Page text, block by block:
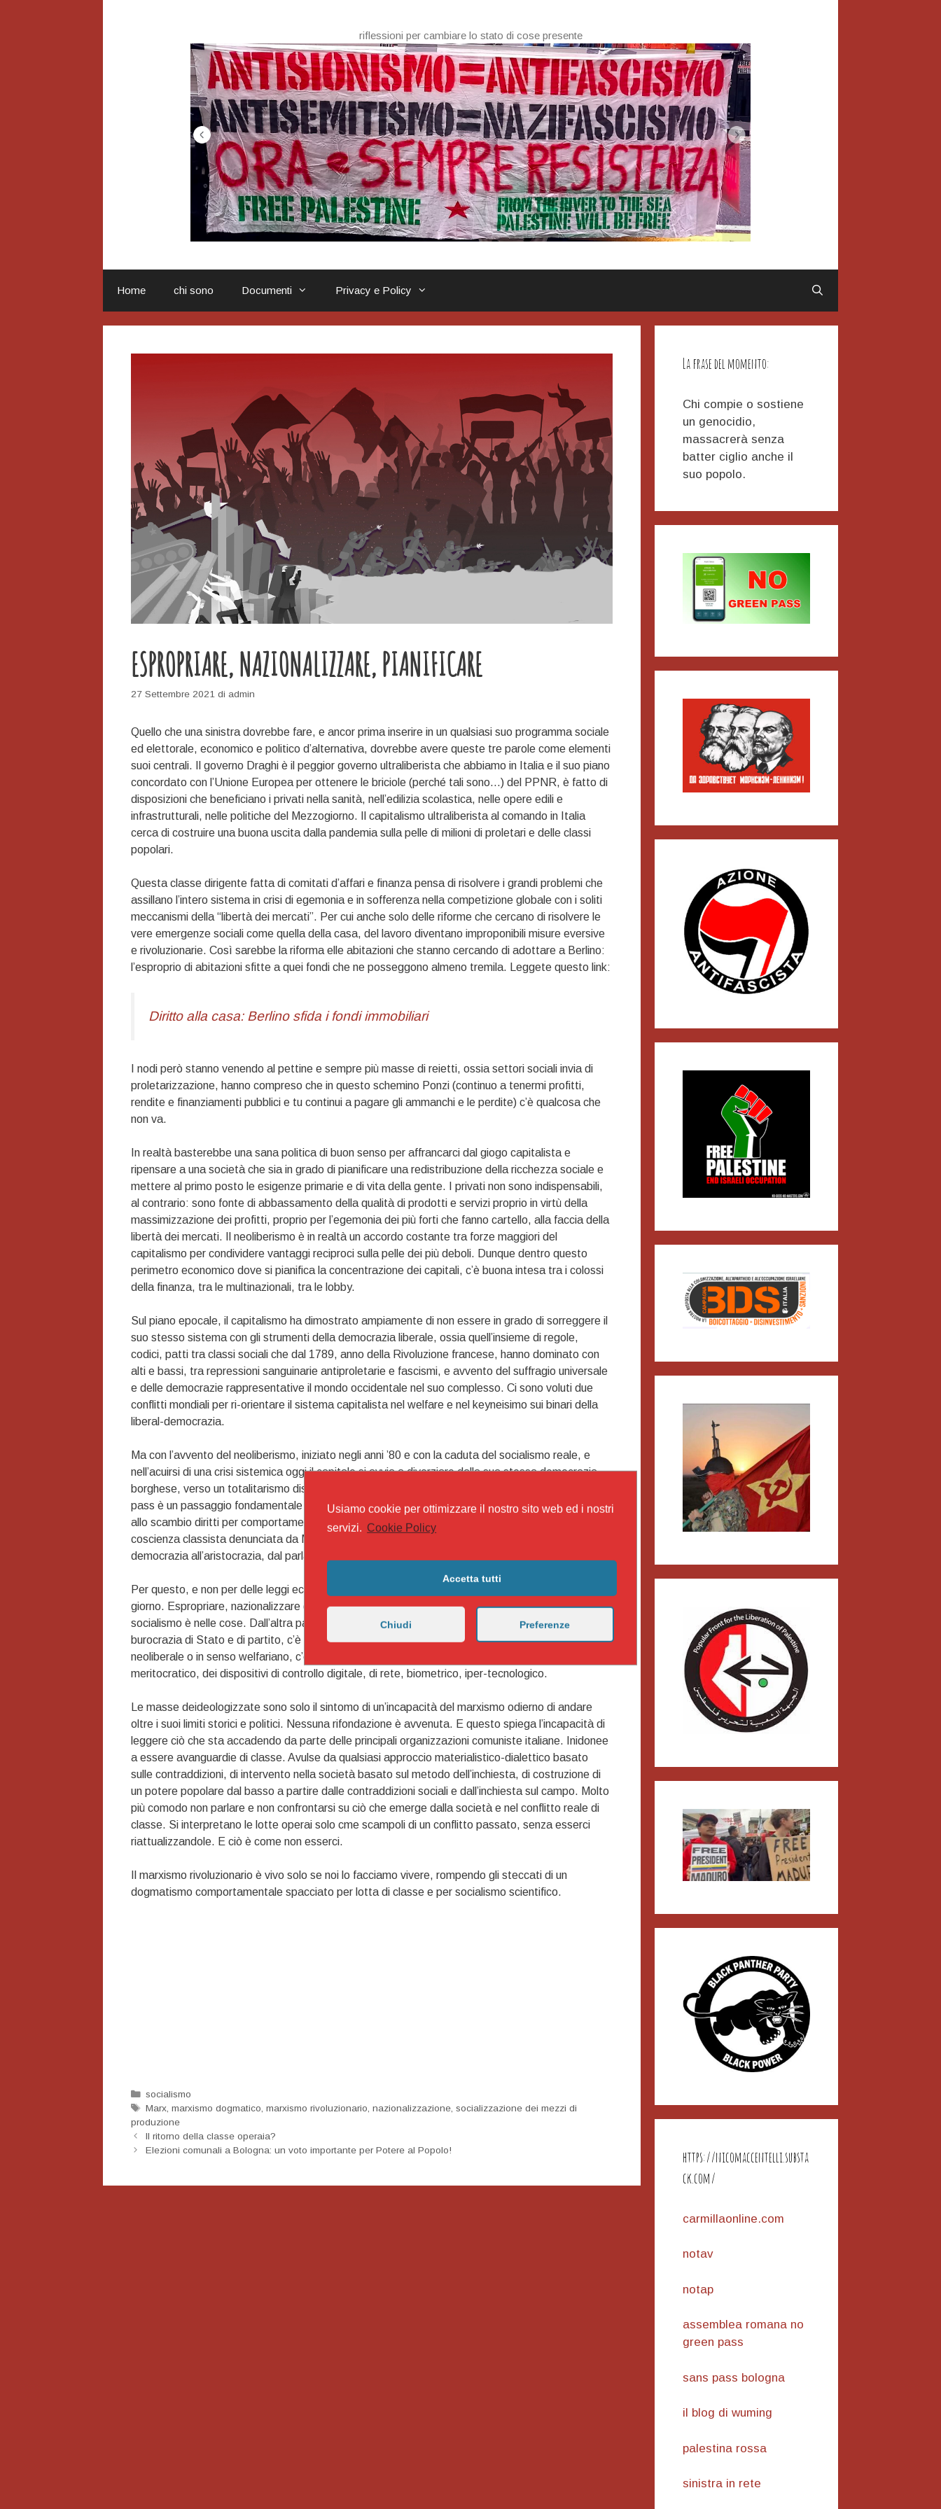
riflessioni per cambiare lo stato di cose presente
Home chi sono Documenti Privacy e Policy
ESPROPRIARE, NAZIONALIZZARE, PIANIFICARE
27 Settembre 2021 di admin
Quello che una sinistra dovrebbe fare, e ancor prima inserire in un qualsiasi suo programma sociale
ed elettorale, economico e politico d’alternativa, dovrebbe avere queste tre parole come elementi
suoi centrali. Il governo Draghi è il peggior governo ultraliberista che abbiamo in Italia e il suo piano
concordato con l’Unione Europea per ottenere le briciole (perché tali sono…) del PPNR, è fatto di
disposizioni che beneficiano i privati nella sanità, nell’edilizia scolastica, nelle opere edili e
infrastrutturali, nelle politiche del Mezzogiorno. Il capitalismo ultraliberista al comando in Italia
cerca di costruire una buona uscita dalla pandemia sulla pelle di milioni di proletari e delle classi
popolari.
Questa classe dirigente fatta di comitati d’affari e finanza pensa di risolvere i grandi problemi che
assillano l’intero sistema in crisi di egemonia e in sofferenza nella competizione globale con i soliti
meccanismi della “libertà dei mercati”. Per cui anche solo delle riforme che cercano di risolvere le
vere emergenze sociali come quella della casa, del lavoro diventano improponibili misure eversive
e rivoluzionarie. Così sarebbe la riforma elle abitazioni che stanno cercando di adottare a Berlino:
l’esproprio di abitazioni sfitte a quei fondi che ne posseggono almeno tremila. Leggete questo link:
Diritto alla casa: Berlino sfida i fondi immobiliari
I nodi però stanno venendo al pettine e sempre più masse di reietti, ossia settori sociali invia di
proletarizzazione, hanno compreso che in questo schemino Ponzi (continuo a tenermi profitti,
rendite e finanziamenti pubblici e tu continui a pagare gli ammanchi e le perdite) c’è qualcosa che
non va.
In realtà basterebbe una sana politica di buon senso per affrancarci dal giogo capitalista e
ripensare a una società che sia in grado di pianificare una redistribuzione della ricchezza sociale e
mettere al primo posto le esigenze primarie e di vita della gente. I privati non sono indispensabili,
al contrario: sono fonte di abbassamento della qualità di prodotti e servizi proprio in virtù della
massimizzazione dei profitti, proprio per l’egemonia dei più forti che fanno cartello, alla faccia della
libertà dei mercati. Il neoliberismo è in realtà un accordo costante tra forze maggiori del
capitalismo per condividere vantaggi reciproci sulla pelle dei più deboli. Dunque dentro questo
perimetro economico dove si pianifica la concentrazione dei capitali, c’è buona intesa tra i colossi
della finanza, tra le multinazionali, tra le lobby.
Sul piano epocale, il capitalismo ha dimostrato ampiamente di non essere in grado di sorreggere il
suo stesso sistema con gli strumenti della democrazia liberale, ossia quell’insieme di regole,
codici, patti tra classi sociali che dal 1789, anno della Rivoluzione francese, hanno dominato con
alti e bassi, tra repressioni sanguinarie antiproletarie e fascismi, e avvento del suffragio universale
e delle democrazie rappresentative il mondo occidentale nel suo complesso. Ci sono voluti due
conflitti mondiali per ri-orientare il sistema capitalista nel welfare e nel keyneisimo sui binari della
liberal-democrazia.
Ma con l’avvento del neoliberismo, iniziato negli anni ’80 e con la caduta del socialismo reale, e
nell’acuirsi di una crisi sistemica oggi il capitale si avvia a divorziare dalla sua stessa democrazia
borghese, verso un totalitarismo disciplinare, selettivo, per caste, che non farà prigionieri. Il green
pass è un passaggio fondamentale per abituare la popolazione alla discriminazione meritocratica,
allo scambio diritti per comportamenti, a chiudere l’era dei diritti universali, della grande falsa
coscienza classista denunciata da Marx, per entrare nell’era del darwinismo feroce, dalla
democrazia all’aristocrazia, dal parlamentarsimo all’oligarchia decisionista dei pochi sui tanti.
Per questo, e non per delle leggi economiche “cinesi”, welfariane, il socialismo è all’ordine del
giorno. Espropriare, nazionalizzare (ovvero socializzare) e pianificare è la strada giusta. Il
socialismo è nelle cose. Dall’altra parte, che sia capitalismo privato delle multinazionali o
burocrazia di Stato e di partito, c’è la logica del dominio del capitale sul lavoro, in senso
neoliberale o in senso welfariano, c’è la logica del controllo sociale, del pass che sia sanitario o
meritocratico, dei dispositivi di controllo digitale, di rete, biometrico, iper-tecnologico.
Le masse deideologizzate sono solo il sintomo di un’incapacità del marxismo odierno di andare
oltre i suoi limiti storici e politici. Nessuna rifondazione è avvenuta. E questo spiega l’incapacità di
leggere ciò che sta accadendo da parte delle principali organizzazioni comuniste italiane. Inidonee
a essere avanguardie di classe. Avulse da qualsiasi approccio materialistico-dialettico basato
sulle contraddizioni, di intervento nella società basato sul metodo dell’inchiesta, di costruzione di
un potere popolare dal basso a partire dalle contraddizioni sociali e dall’inchiesta sul campo. Molto
più comodo non parlare e non confrontarsi su ciò che emerge dalla società e nel conflitto reale di
classe. Si interpretano le lotte operai solo cme scampoli di un conflitto passato, senza esserci
riattualizzandole. E ciò è come non esserci.
Il marxismo rivoluzionario è vivo solo se noi lo facciamo vivere, rompendo gli steccati di un
dogmatismo comportamentale spacciato per lotta di classe e per socialismo scientifico.
Categorie
socialismo
Tag
Marx,marxismo dogmatico,marxismo rivoluzionario,nazionalizzazione,socializzazione dei mezzi di
produzione
Navigazione
articolo
Il ritorno della classe operaia?
Elezioni comunali a Bologna: un voto importante per Potere al Popolo!
La frase del momento:
Chi compie o sostiene
un genocidio,
massacrerà senza
batter ciglio anche il
suo popolo.
https://nicomaccentelli.substa
ck.com/
carmillaonline.com
notav
notap
assemblea romana no
green pass
sans pass bologna
il blog di wuming
palestina rossa
sinistra in rete
Usiamo cookie per ottimizzare il nostro sito web ed i nostri
servizi. Cookie Policy
Accetta tutti
Chiudi Preferenze